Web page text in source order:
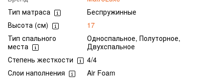
Тип матраса
Беспружинные
Высота (см)
17
Тип спального
места
Односпальное, Полуторное,
Двухспальное
Степень жесткости
4/4
Слои наполнения
Air Foam